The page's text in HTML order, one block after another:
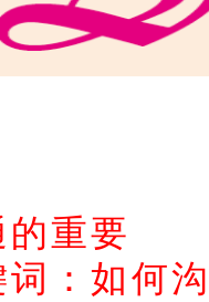
重要
词：如何